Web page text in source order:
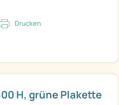
H, grüne Plakette
Drucken